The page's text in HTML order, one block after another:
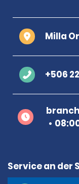
Milla
+506
Service an der